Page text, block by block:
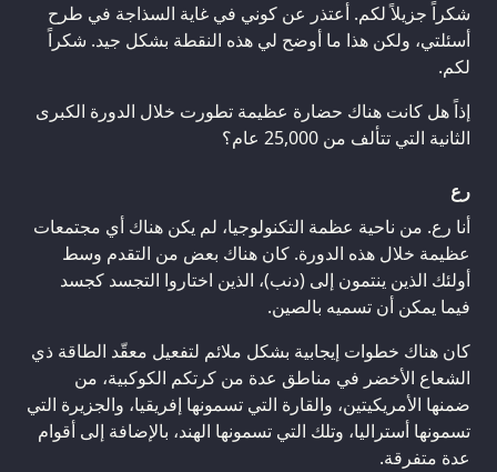
شكراً جزيلاً لكم. أعتذر عن كوني في غاية السذاجة في طرح
أسئلتي، ولكن هذا ما أوضح لي هذه النقطة بشكل جيد. شكراً
لكم.
إذاً هل كانت هناك حضارة عظيمة تطورت خلال الدورة الكبرى
الثانية التي تتألف من 25,000 عام؟
رع
أنا رع. من ناحية عظمة التكنولوجيا، لم يكن هناك أي مجتمعات
عظيمة خلال هذه الدورة. كان هناك بعض من التقدم وسط
أولئك الذين ينتمون إلى (دنب)، الذين اختاروا التجسد كجسد
فيما يمكن أن تسميه بالصين.
كان هناك خطوات إيجابية بشكل ملائم لتفعيل معقّد الطاقة ذي
الشعاع الأخضر في مناطق عدة من كرتكم الكوكبية، من
ضمنها الأمريكيتين، والقارة التي تسمونها إفريقيا، والجزيرة التي
تسمونها أستراليا، وتلك التي تسمونها الهند، بالإضافة إلى أقوام
عدة متفرقة.